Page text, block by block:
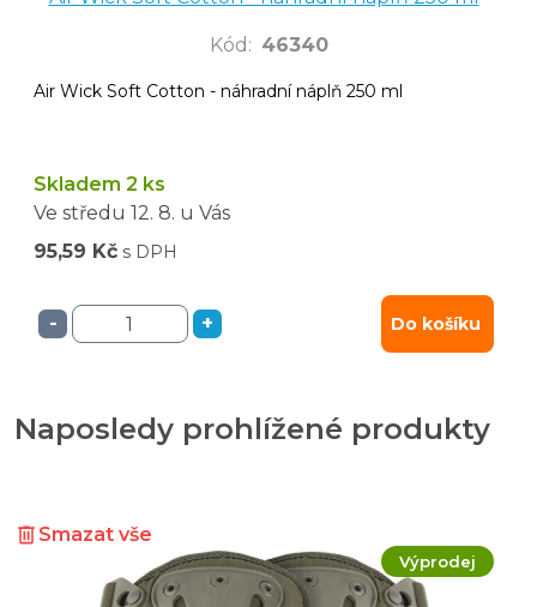
Kód : 46340
Air Wick Soft Cotton - náhradní náplň 250 ml
Skladem 2 ks
Ve středu 12. 8. u Vás
95,59 Kč s DPH
- + Do košíku
Naposledy prohlížené produkty
Smazat vše
Výprodej